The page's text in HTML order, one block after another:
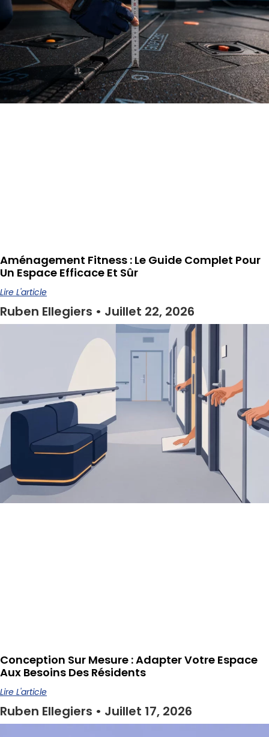
Aménagement Fitness : Le Guide Complet Pour
Un Espace Efficace Et Sûr
Lire L'article
Ruben Ellegiers Juillet 22, 2026
Conception Sur Mesure : Adapter Votre Espace
Aux Besoins Des Résidents
Lire L'article
Ruben Ellegiers Juillet 17, 2026